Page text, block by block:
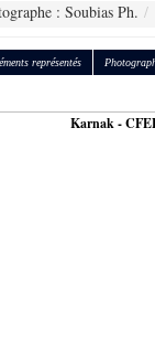
: Soubias Ph.
représentés